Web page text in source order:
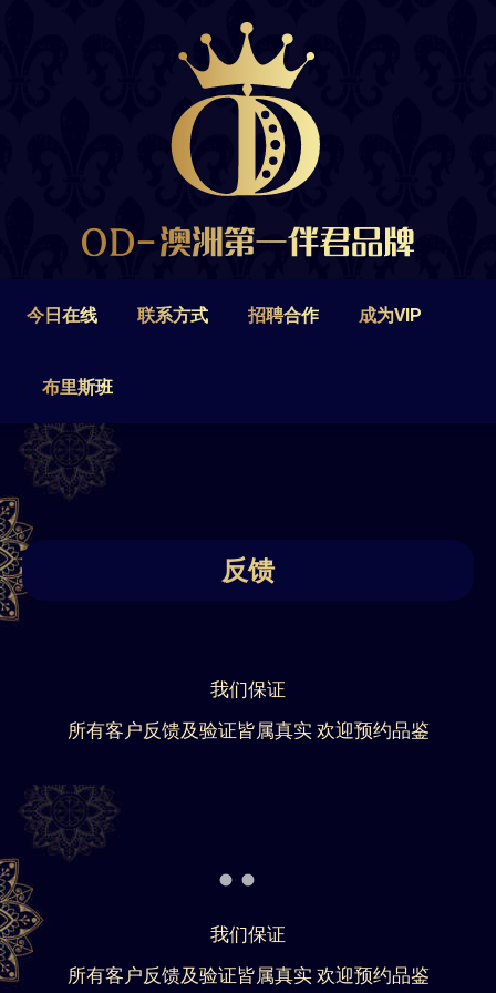
今日在线 联系方式 招聘合作 成为VIP
布里斯班
反馈
我们保证
所有客户反馈及验证皆属真实 欢迎预约品鉴
我们保证
所有客户反馈及验证皆属真实 欢迎预约品鉴
联系方式 招聘合作
布里斯班